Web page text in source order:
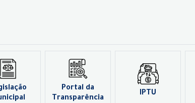
Portal da
Transparência
IPTU